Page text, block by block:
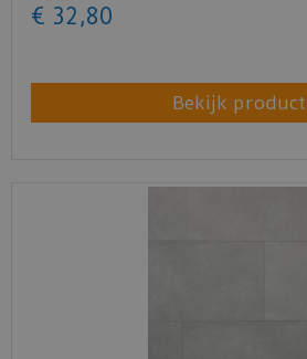
€ 32 ,80
Bekijk product